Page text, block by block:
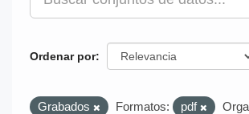
Ordenar por
Grabados Formatos: pdf